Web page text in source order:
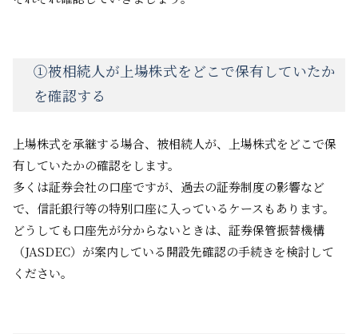
①被相続人が上場株式をどこで保有していたか
を確認する
上場株式を承継する場合、被相続人が、上場株式をどこで保
有していたかの確認をします。
多くは証券会社の口座ですが、過去の証券制度の影響など
で、信託銀行等の特別口座に入っているケースもあります。
どうしても口座先が分からないときは、証券保管振替機構
（JASDEC）が案内している開設先確認の手続きを検討して
ください。